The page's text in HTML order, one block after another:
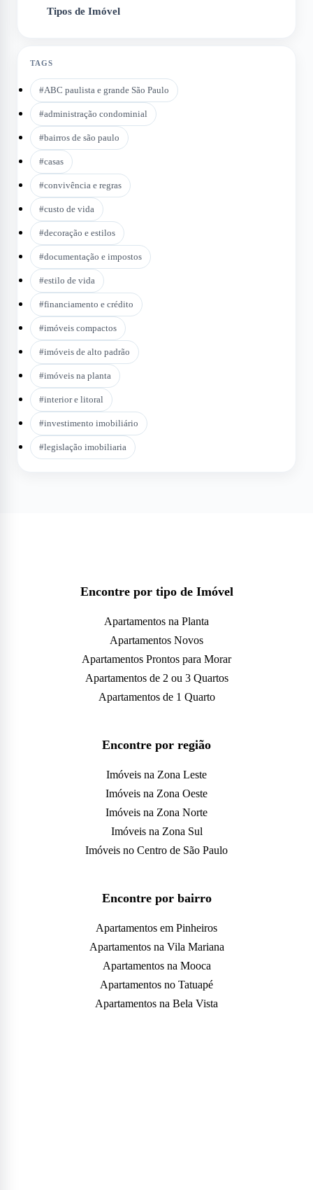
Tipos de Imóvel
TAGS
#ABC paulista e grande São Paulo
#administração condominial
#bairros de são paulo
#casas
#convivência e regras
#custo de vida
#decoração e estilos
#documentação e impostos
#estilo de vida
#financiamento e crédito
#imóveis compactos
#imóveis de alto padrão
#imóveis na planta
#interior e litoral
#investimento imobiliário
#legislação imobiliaria
Encontre por tipo de Imóvel
Apartamentos na Planta
Apartamentos Novos
Apartamentos Prontos para Morar
Apartamentos de 2 ou 3 Quartos
Apartamentos de 1 Quarto
Encontre por região
Imóveis na Zona Leste
Imóveis na Zona Oeste
Imóveis na Zona Norte
Imóveis na Zona Sul
Imóveis no Centro de São Paulo
Encontre por bairro
Apartamentos em Pinheiros
Apartamentos na Vila Mariana
Apartamentos na Mooca
Apartamentos no Tatuapé
Apartamentos na Bela Vista